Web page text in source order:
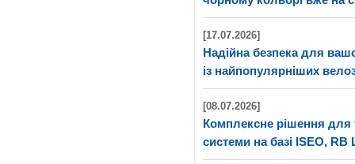
[17.07.2026]
Надійна безпека для
із найпопулярніших
[08.07.2026]
Комплексне рішення для
системи на базі ISEO, RB